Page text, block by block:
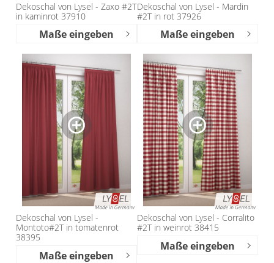
Dekoschal von Lysel - Zaxo #2T
in kaminrot 37910
Maße eingeben
Dekoschal von Lysel - Mardin
#2T in rot 37926
Maße eingeben
Dekoschal von Lysel -
Montoto#2T in tomatenrot
38395
Maße eingeben
Dekoschal von Lysel - Corralito
#2T in weinrot 38415
Maße eingeben